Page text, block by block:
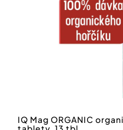
IQ Mag ORGANIC